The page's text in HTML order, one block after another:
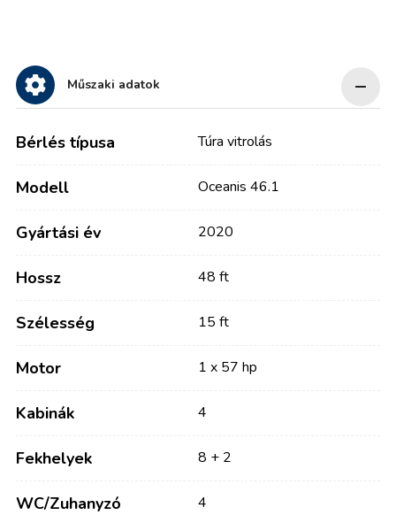
Műszaki adatok
Bérlés típusa Túra vitrolás
Modell Oceanis 46.1
Gyártási év 2020
Hossz 48 ft
Szélesség 15 ft
Motor 1 x 57 hp
Kabinák 4
Fekhelyek 8 + 2
WC/Zuhanyzó 4